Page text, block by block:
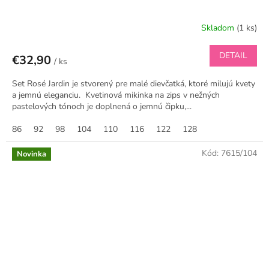
Skladom (1 ks)
€32,90 / ks
DETAIL
Set Rosé Jardin je stvorený pre malé dievčatká, ktoré milujú kvety
a jemnú eleganciu. Kvetinová mikinka na zips v nežných
pastelových tónoch je doplnená o jemnú čipku,...
86
92 98 104 110 116 122 128
Novinka Kód: 7615/104